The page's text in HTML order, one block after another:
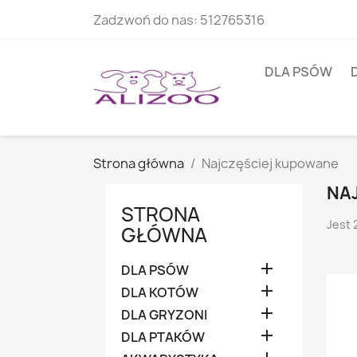
Zadzwoń do nas: 512765316
DLA PSÓW
Strona główna Najczęściej kupowane
STRONA
GŁÓWNA
DLA PSÓW 
DLA KOTÓW 
DLA GRYZONI 
DLA PTAKÓW 
Jest